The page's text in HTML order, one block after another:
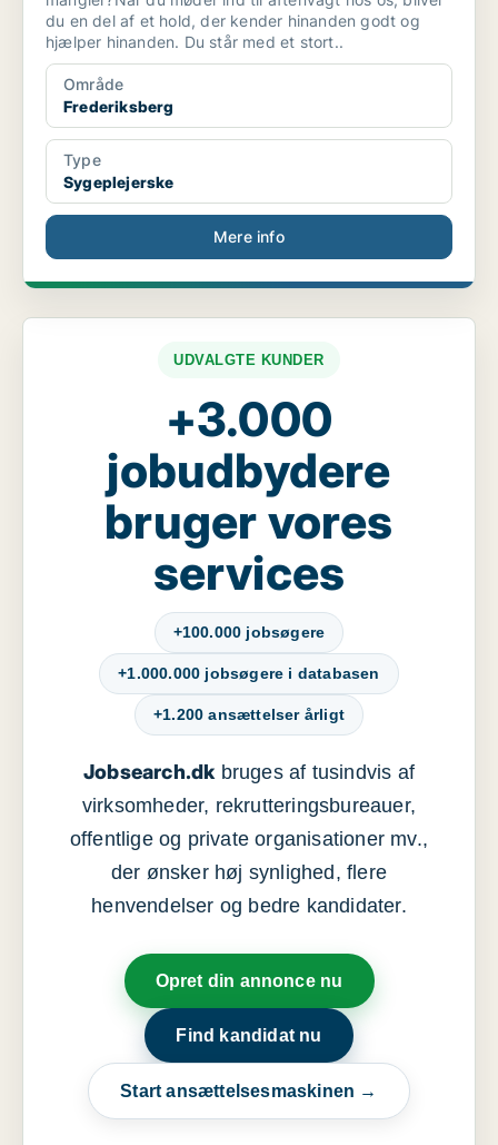
du en del af et hold, der kender hinanden godt og
hjælper hinanden. Du står med et stort..
Område
Frederiksberg
Type
Sygeplejerske
Mere info
UDVALGTE KUNDER
+3.000
jobudbydere
bruger vores
services
+100.000 jobsøgere
+1.000.000 jobsøgere i databasen
+1.200 ansættelser årligt
Jobsearch.dkbruges af tusindvis af
virksomheder, rekrutteringsbureauer,
offentlige og private organisationer mv.,
der ønsker høj synlighed, flere
henvendelser og bedre kandidater.
Opret din annonce nu
Find kandidat nu
Start ansættelsesmaskinen →